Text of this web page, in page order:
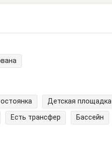
Детская площадка
Есть трансфер Бассейн